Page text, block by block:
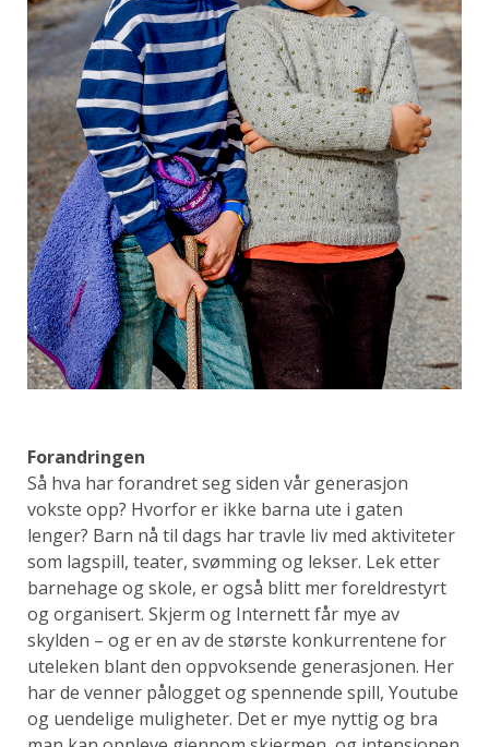
Forandringen
Så hva har forandret seg siden vår generasjon
vokste opp? Hvorfor er ikke barna ute i gaten
lenger? Barn nå til dags har travle liv med aktiviteter
som lagspill, teater, svømming og lekser. Lek etter
barnehage og skole, er også blitt mer foreldrestyrt
og organisert. Skjerm og Internett får mye av
skylden – og er en av de største konkurrentene for
uteleken blant den oppvoksende generasjonen. Her
har de venner pålogget og spennende spill, Youtube
og uendelige muligheter. Det er mye nyttig og bra